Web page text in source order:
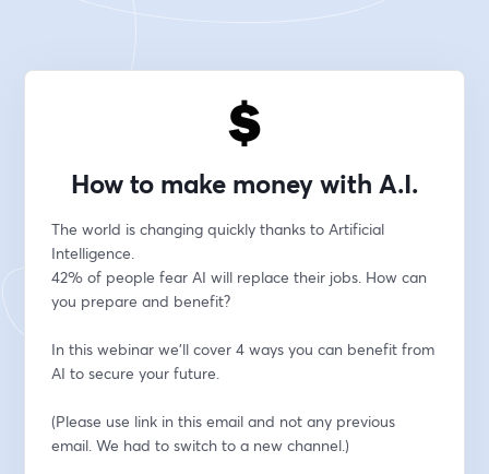
How to make money with A.I.
The world is changing quickly thanks to Artificial
Intelligence.
42% of people fear AI will replace their jobs. How can
you prepare and benefit?
In this webinar we'll cover 4 ways you can benefit from
AI to secure your future.
(Please use link in this email and not any previous
email. We had to switch to a new channel.)